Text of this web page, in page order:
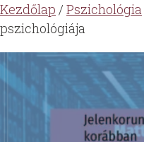
Kezdőlap /Pszichológia
pszichológiája